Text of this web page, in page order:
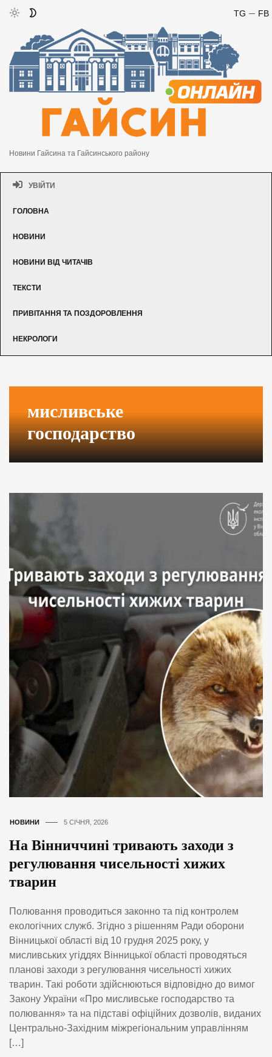
FB
TG
Новини Гайсина та Гайсинського району
УВІЙТИ
ГОЛОВНА
НОВИНИ
НОВИНИ ВІД ЧИТАЧІВ
ТЕКСТИ
ПРИВІТАННЯ ТА ПОЗДОРОВЛЕННЯ
НЕКРОЛОГИ
мисливське
господарство
НОВИНИ 5 СІЧНЯ, 2026
На Вінниччині тривають заходи з
регулювання чисельності хижих
тварин
Полювання проводиться законно та під контролем
екологічних служб. Згідно з рішенням Ради оборони
Вінницької області від 10 грудня 2025 року, у
мисливських угіддях Вінницької області проводяться
планові заходи з регулювання чисельності хижих
тварин. Такі роботи здійснюються відповідно до вимог
Закону України «Про мисливське господарство та
полювання» та на підставі офіційних дозволів, виданих
Центрально-Західним міжрегіональним управлінням
[…]